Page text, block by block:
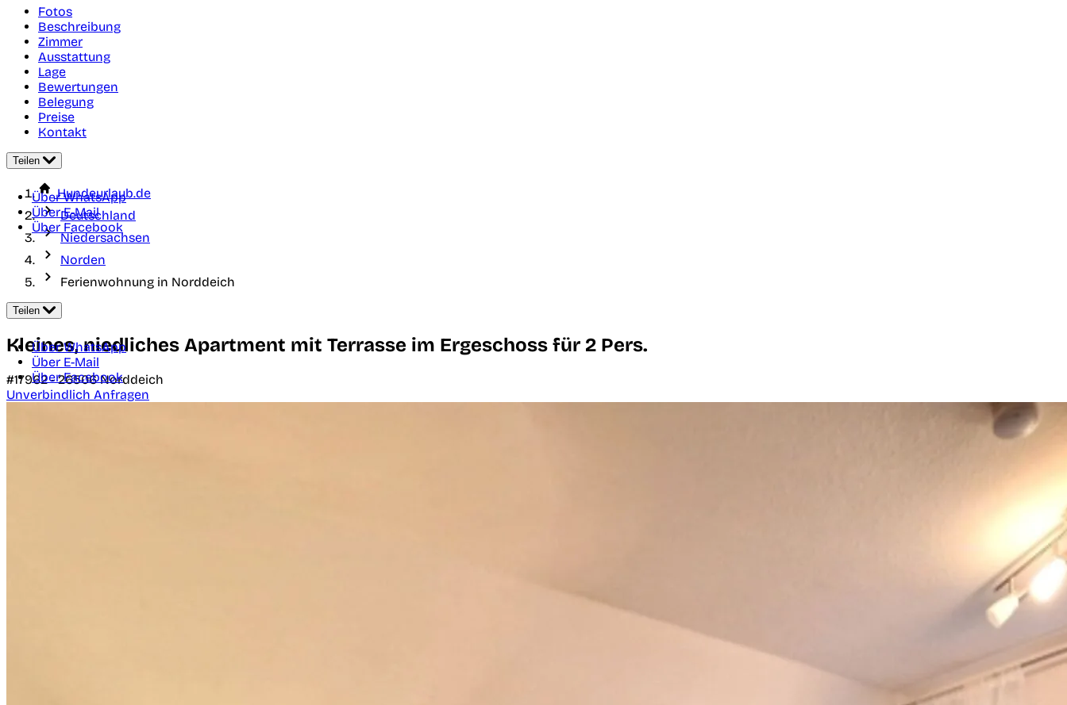
Fotos
Beschreibung
Zimmer
Ausstattung
Lage
Bewertungen
Belegung
Preise
Kontakt
Teilen
Über WhatsApp
Über E-Mail
Über Facebook
Hundeurlaub.de
Deutschland
Niedersachsen
Norden
Ferienwohnung in Norddeich
Teilen
Über WhatsApp
Über E-Mail
Über Facebook
Kleines, niedliches Apartment mit Terrasse im Ergeschoss für 2 Pers.
#17962 -26506Norddeich
Unverbindlich Anfragen